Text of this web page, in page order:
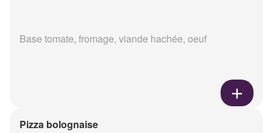
Base tomate, fromage, viande hachée, oeuf
Pizza bolognaise